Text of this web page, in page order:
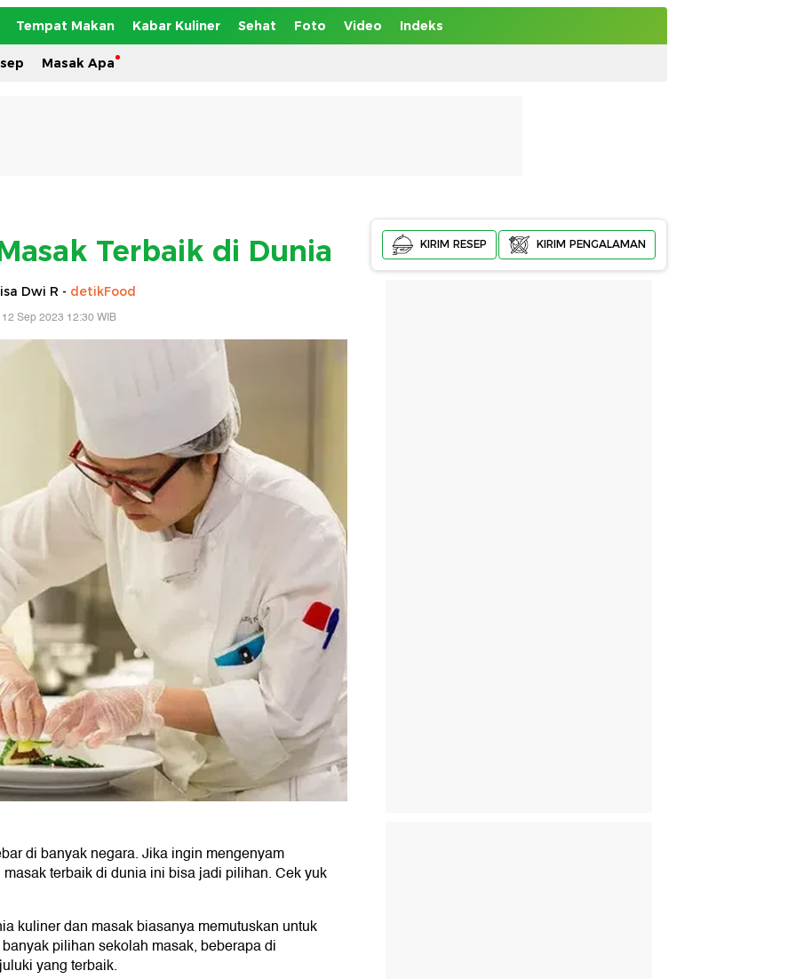
Tempat Makan Kabar Kuliner Sehat Foto Video Indeks
Masak Apa
Terbaik di Dunia
Dwi R - detikFood
Sep 2023 12:30 WIB
di banyak negara. Jika ingin mengenyam
terbaik di dunia ini bisa jadi pilihan. Cek yuk
kuliner dan masak biasanya memutuskan untuk
pilihan sekolah masak, beberapa di
yang terbaik.
KIRIM RESEP KIRIM PENGALAMAN